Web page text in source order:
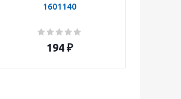
1601140
194 ₽